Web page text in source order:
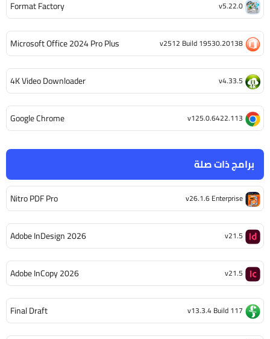
برامج ذات صلة
Nitro PDF Pro v26.1.6 Enterprise
Adobe InDesign 2026 v21.5
Adobe InCopy 2026 v21.5
Final Draft v13.3.4 Build 117
Format Factory v5.22.0
Microsoft Office 2024 Pro Plus v2512 Build 19530.20138
4K Video Downloader v4.33.5
Google Chrome v125.0.6422.113